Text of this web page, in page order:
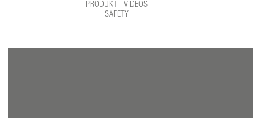
PRODUKT - VIDEOS
SAFETY